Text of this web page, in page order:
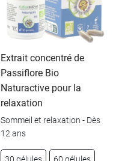
Extrait concentré de
Passiflore Bio
Naturactive pour la
relaxation
Sommeil et relaxation - Dès
12 ans
30 gélules 60 gélules